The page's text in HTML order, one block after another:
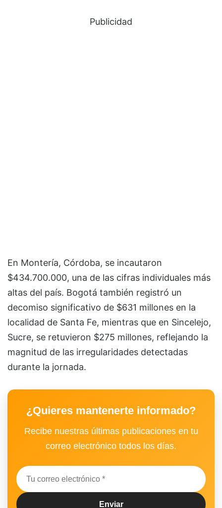
Publicidad
En Montería, Córdoba, se incautaron
$434.700.000, una de las cifras individuales más
altas del país. Bogotá también registró un
decomiso significativo de $631 millones en la
localidad de Santa Fe, mientras que en Sincelejo,
Sucre, se retuvieron $275 millones, reflejando la
magnitud de las irregularidades detectadas
durante la jornada.
¿Quieres mantenerte informado?
Recibe nuestras últimas publicaciones en tu
correo electrónico todos los días.